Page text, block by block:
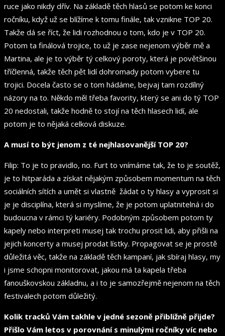
ruce jako nikdy dřív. Na základě těch hlasů se potom ke konci
ročníku, když už se blížíme k tomu finále, tak vznikne TOP 20.
Takže dá se říct, že lidi rozhodnou o tom, kdo je v TOP 20.
Potom ta finálová trojice, to už je zase nejenom výběr mě a
Martina, ale je to výběr tý celkový poroty, která je povětšinou
tříčlenná, takže těch pět lidí dohromady potom vybere tu
trojici. Docela často se o tom hádáme, bejvaj tam rozdílný
názory na to. Někdo měl třeba favority, který se ani do tý TOP
20 nedostali, takže hodně to stojí na těch hlasech lidí, ale
potom je to nějaká celková diskuze.
A musí to být jenom z té nejhlasovanější TOP 20?
Filip: To je to pravidlo, no. Furt to vnímáme tak, že to je soutěž,
je to hitparáda a získat nějakým způsobem momentum na těch
sociálních sítích a umět si vlastně žádat o ty hlasy a vyprosit si
je je disciplína, která si myslíme, že je potom uplatnitelná i do
budoucna v rámci tý kariéry. Podobným způsobem potom ty
kapely nebo interpreti musej tak trochu prosit lidi, aby přišli na
jejich koncerty a musej prodat lístky. Propagovat se je prostě
důležitá věc, takže na základě těch kampaní, jak sbíraj hlasy, my
i jsme schopni monitorovat, jakou má ta kapela třeba
fanouškovskou základnu, a i to je samozřejmě nejenom na těch
festivalech potom důležitý.
Kolik tracků Vám takhle v jedné sezoně přibližně přijde?
Přišlo Vám letos v porovnání s minulými ročníky víc nebo